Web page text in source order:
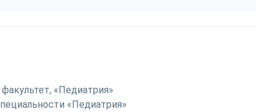
«Педиатрия»
«Педиатрия»